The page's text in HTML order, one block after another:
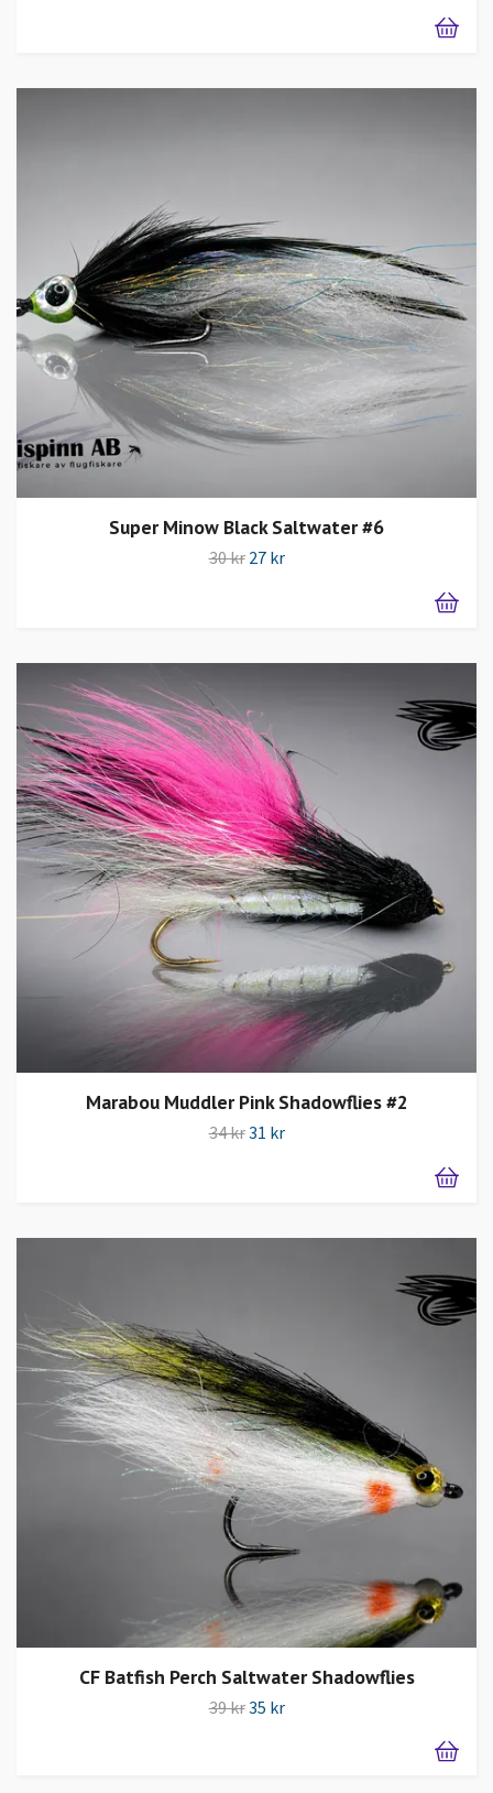
Super Minow Black Saltwater #6
30 kr 27 kr
Marabou Muddler Pink Shadowflies #2
34 kr31 kr
CF Batfish Perch Saltwater Shadowflies
39 kr35 kr